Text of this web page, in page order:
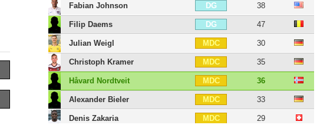
Fabian Johnson DG 38
Filip Daems DG 47
Julian Weigl MDC 30
Christoph Kramer MDC 35
Håvard Nordtveit MDC 36
Alexander Bieler MDC 33
Denis Zakaria MDC 29